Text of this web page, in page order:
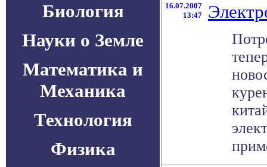
Биология
Науки о Земле
Математика и
Механика
Технология
Физика
16.07.2007
13:47